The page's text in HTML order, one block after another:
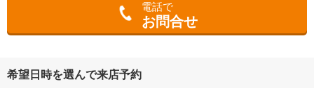
電話で
お問合せ
希望日時を選んで来店予約